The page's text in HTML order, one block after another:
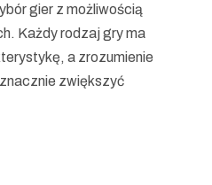
gier z możliwością
Każdy rodzaj gry ma
a zrozumienie
zwiększyć